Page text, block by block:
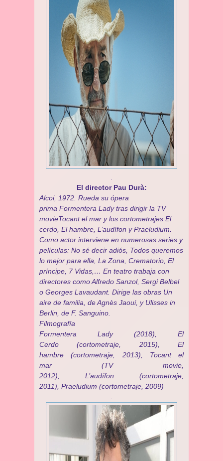
El director Pau Durà:
Alcoi, 1972. Rueda su ópera
prima Formentera Lady tras dirigir la TV
movieTocant el mar y los cortometrajes El
cerdo, El hambre, L’audífon y Praeludium.
Como actor interviene en numerosas series y
películas: No sé decir adiós, Todos queremos
lo mejor para ella, La Zona, Crematorio, El
príncipe, 7 Vidas,… En teatro trabaja con
directores como Alfredo Sanzol, Sergi Belbel
o Georges Lavaudant. Dirige las obras Un
aire de familia, de Agnès Jaoui, y Ulisses in
Berlin, de F. Sanguino.
Filmografía
Formentera Lady (2018), El
Cerdo (cortometraje, 2015), El
hambre (cortometraje, 2013), Tocant el
mar (TV movie,
2012), L’audífon (cortometraje,
2011), Praeludium (cortometraje, 2009)